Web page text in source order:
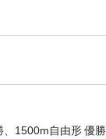
1500m自由形 優勝